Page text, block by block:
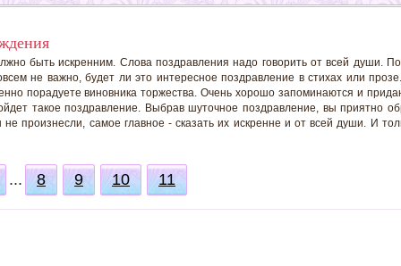
быть искренним. Слова поздравления надо говорить от всей души.
не важно, будет ли это интересное поздравление в стихах или
порадуете виновника торжества. Очень хорошо запоминаются и
такое поздравление. Выбрав шуточное поздравление, вы
произнесли, самое главное - сказать их искренне и от всей души. И
... 8 9 10 11